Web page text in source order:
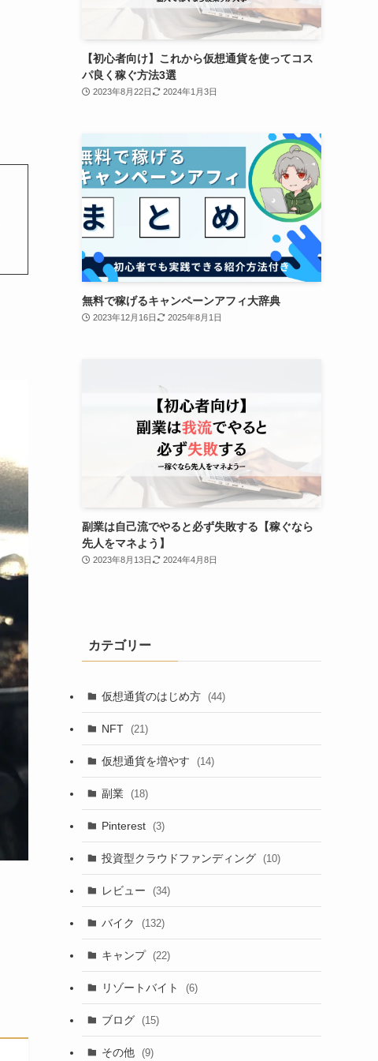
【初心者向け】これから仮想通貨を使ってコス
パ良く稼ぐ方法3選
2023年8月22日 2024年1月3日
無料で稼げるキャンペーンアフィ大辞典
2023年12月16日 2025年8月1日
副業は自己流でやると必ず失敗する【稼ぐなら
先人をマネよう】
2023年8月13日 2024年4月8日
カテゴリー
仮想通貨のはじめ方 (44)
NFT (21)
仮想通貨を増やす (14)
副業 (18)
Pinterest (3)
投資型クラウドファンディング (10)
レビュー (34)
バイク (132)
キャンプ (22)
リゾートバイト (6)
ブログ (15)
その他 (9)